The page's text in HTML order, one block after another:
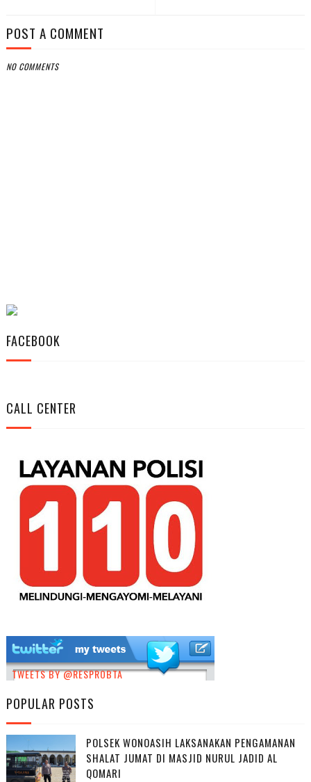
POST A COMMENT
NO COMMENTS
FACEBOOK
CALL CENTER
TWEETS BY @RESPROBTA
POPULAR POSTS
POLSEK WONOASIH LAKSANAKAN PENGAMANAN
SHALAT JUMAT DI MASJID NURUL JADID AL
QOMARI